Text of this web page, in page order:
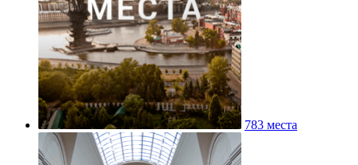
783 места